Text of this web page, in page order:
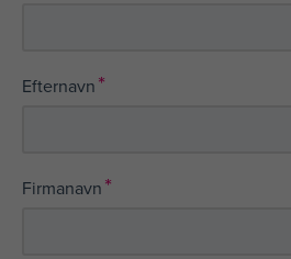
Efternavn*
Firmanavn*